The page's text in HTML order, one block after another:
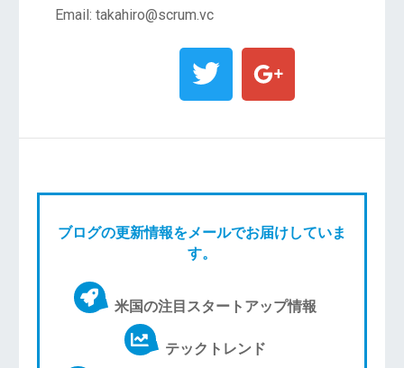
Email: takahiro@scrum.vc
ブログの更新情報をメールでお届けしていま
す。
米国の注目スタートアップ情報
テックトレンド